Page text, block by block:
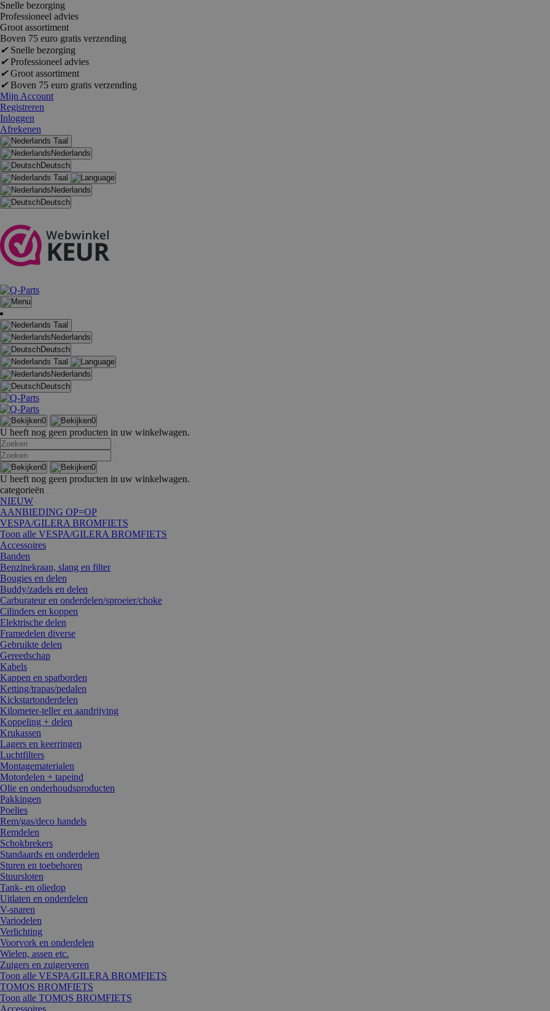
Snelle bezorging
Professioneel advies
Groot assortiment
Boven 75 euro gratis verzending
✔Snelle bezorging
✔Professioneel advies
✔Groot assortiment
✔Boven 75 euro gratis verzending
Mijn Account
Registreren
Inloggen
Afrekenen
Taal
Nederlands
Deutsch
Taal
Nederlands
Deutsch
Taal
Nederlands
Deutsch
Taal
Nederlands
Deutsch
0 0
U heeft nog geen producten in uw winkelwagen.
0 0
U heeft nog geen producten in uw winkelwagen.
categorieën
NIEUW
AANBIEDING OP=OP
VESPA/GILERA BROMFIETS
Toon alle VESPA/GILERA BROMFIETS
Accessoires
Banden
Benzinekraan, slang en filter
Bougies en delen
Buddy/zadels en delen
Carburateur en onderdelen/sproeier/choke
Cilinders en koppen
Elektrische delen
Framedelen diverse
Gebruikte delen
Gereedschap
Kabels
Kappen en spatborden
Ketting/trapas/pedalen
Kickstartonderdelen
Kilometer-teller en aandrijving
Koppeling + delen
Krukassen
Lagers en keerringen
Luchtfilters
Montagematerialen
Motordelen + tapeind
Olie en onderhoudsproducten
Pakkingen
Poelies
Rem/gas/deco handels
Remdelen
Schokbrekers
Standaards en onderdelen
Sturen en toebehoren
Stuursloten
Tank- en oliedop
Uitlaten en onderdelen
V-snaren
Variodelen
Verlichting
Voorvork en onderdelen
Wielen, assen etc.
Zuigers en zuigerveren
Toon alle VESPA/GILERA BROMFIETS
TOMOS BROMFIETS
Toon alle TOMOS BROMFIETS
Accessoires